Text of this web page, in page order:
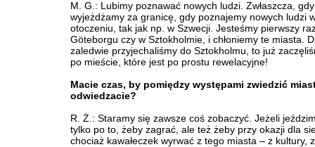
M. G.: Lubimy poznawać nowych ludzi. Zwłaszcza, gdy
wyjeżdżamy za granicę, gdy poznajemy nowych ludzi
otoczeniu, tak jak np. w Szwecji. Jesteśmy pierwszy
Göteborgu czy w Sztokholmie, i chłoniemy te miasta.
zaledwie przyjechaliśmy do Sztokholmu, to już
po mieście, które jest po prostu rewelacyjne!
Macie czas, by pomiędzy występami zwiedzić
odwiedzacie?
R. Ż.: Staramy się zawsze coś zobaczyć. Jeżeli
tylko po to, żeby zagrać, ale też żeby przy okazji dla
chociaż kawałeczek wyrwać z tego miasta – z kultury,